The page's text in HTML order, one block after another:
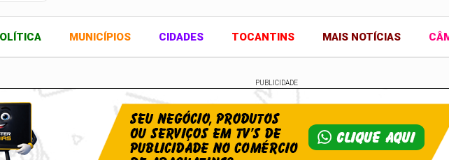
MUNICÍPIOS CIDADES TOCANTINS MAIS NOTÍCIAS
PUBLICIDADE